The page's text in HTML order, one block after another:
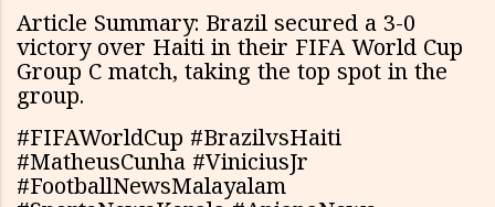
Article Summary: Brazil secured a 3-0
victory over Haiti in their FIFA World Cup
Group C match, taking the top spot in the
group.
#FIFAWorldCup #BrazilvsHaiti
#MatheusCunha #ViniciusJr
#FootballNewsMalayalam